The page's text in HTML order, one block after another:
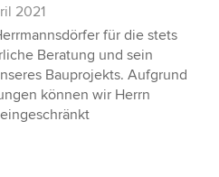
2021
für die stets
Beratung und sein
Bauprojekts. Aufgrund
können wir Herrn